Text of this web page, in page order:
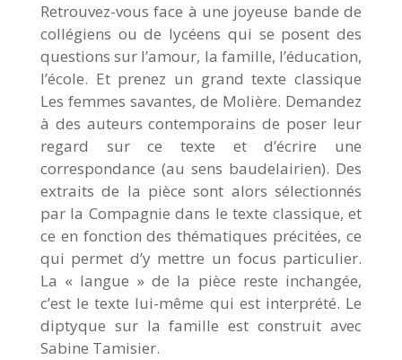
Retrouvez-vous face à une joyeuse bande de
collégiens ou de lycéens qui se posent des
questions sur l’amour, la famille, l’éducation,
l’école. Et prenez un grand texte classique
Les femmes savantes, de Molière. Demandez
à des auteurs contemporains de poser leur
regard sur ce texte et d’écrire une
correspondance (au sens baudelairien). Des
extraits de la pièce sont alors sélectionnés
par la Compagnie dans le texte classique, et
ce en fonction des thématiques précitées, ce
qui permet d’y mettre un focus particulier.
La « langue » de la pièce reste inchangée,
c’est le texte lui-même qui est interprété. Le
diptyque sur la famille est construit avec
Sabine Tamisier.